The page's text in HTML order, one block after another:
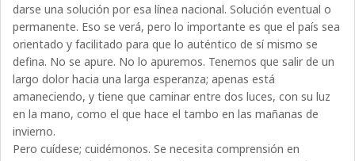
darse una solución por esa línea nacional. Solución eventual o
permanente. Eso se verá, pero lo importante es que el país sea
orientado y facilitado para que lo auténtico de sí mismo se
defina. No se apure. No lo apuremos. Tenemos que salir de un
largo dolor hacia una larga esperanza; apenas está
amaneciendo, y tiene que caminar entre dos luces, con su luz
en la mano, como el que hace el tambo en las mañanas de
invierno.
Pero cuídese; cuidémonos. Se necesita comprensión en